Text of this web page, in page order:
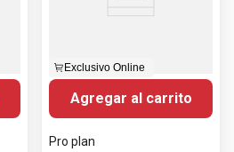
Exclusivo Online
Agregar al carrito
Pro plan